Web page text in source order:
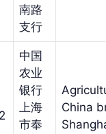
南路
支行
中国
农业
银行
上海
市奉
China